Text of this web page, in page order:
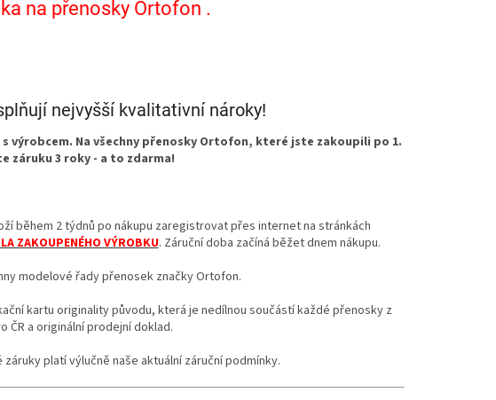
na přenosky Ortofon .
nejvyšší kvalitativní nároky!
výrobcem. Na všechny přenosky Ortofon, které jste zakoupili po 1.
záruku 3 roky - a to zdarma!
během 2 týdnů po nákupu zaregistrovat přes internet na stránkách
ZAKOUPENÉHO VÝROBKU. Záruční doba začíná běžet dnem nákupu.
modelové řady přenosek značky Ortofon.
kartu originality původu, která je nedílnou součástí každé přenosky z
ČR a originální prodejní doklad.
platí výlučně naše aktuální záruční podmínky.